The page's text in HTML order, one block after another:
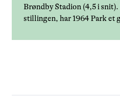
Brøndby Stadion (4,5 i
stillingen, har 1964 Park et